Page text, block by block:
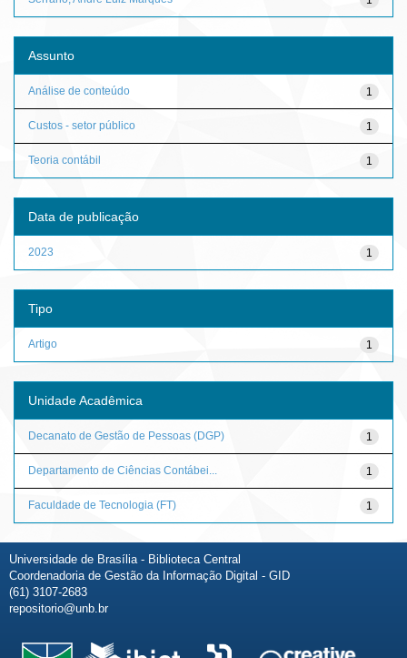
Assunto
1
Análise de conteúdo
1
Custos - setor público
1
Teoria contábil
Data de publicação
1
2023
Tipo
1
Artigo
Unidade Acadêmica
1
Decanato de Gestão de Pessoas (DGP)
1
Departamento de Ciências Contábei...
1
Faculdade de Tecnologia (FT)
Universidade de Brasília - Biblioteca Central
Coordenadoria de Gestão da Informação Digital - GID
(61) 3107-2683
repositorio@unb.br